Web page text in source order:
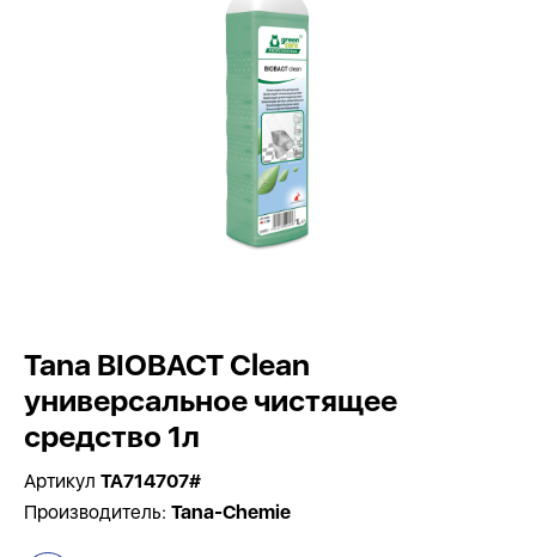
Tana BIOBACT Clean
универсальное чистящее
средство 1л
Артикул TA714707#
Производитель: Tana-Chemie